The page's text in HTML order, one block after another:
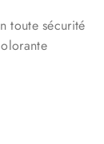
toute sécurité